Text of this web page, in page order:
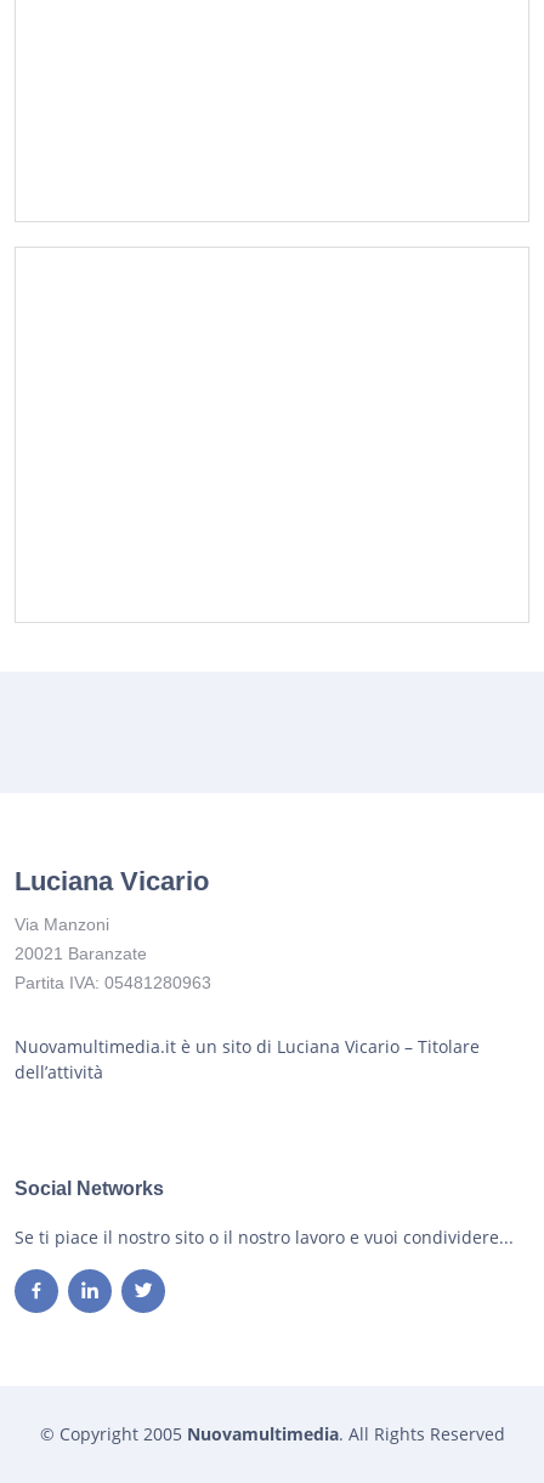
Luciana Vicario
Via Manzoni
20021 Baranzate
Partita IVA: 05481280963
Nuovamultimedia.it è un sito di Luciana Vicario – Titolare
dell’attività
Social Networks
Se ti piace il nostro sito o il nostro lavoro e vuoi condividere...
© Copyright 2005 Nuovamultimedia. All Rights Reserved